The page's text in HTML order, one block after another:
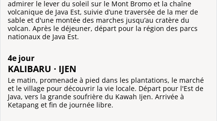
admirer le lever du soleil sur le Mont Bromo et la chaîne
volcanique de Java Est, suivie d’une traversée de la mer de
sable et d'une montée des marches jusqu’au cratère du
volcan. Après le déjeuner, départ pour la région des parcs
nationaux de Java Est.
4e jour
KALIBARU · IJEN
Le matin, promenade à pied dans les plantations, le marché
et le village pour découvrir la vie locale. Départ pour l'Est de
Java, vers la grande soufrière du Kawah Ijen. Arrivée à
Ketapang et fin de journée libre.